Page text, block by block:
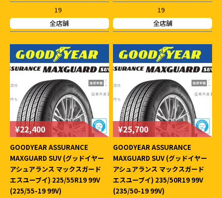
19
全店舗
19
全店舗
¥22,400
GOODYEAR ASSURANCE
MAXGUARD SUV (グッドイヤー
アシュアランス マックスガード
エスユーブイ) 225/55R19 99V
(225/55-19 99V)
¥25,700
GOODYEAR ASSURANCE
MAXGUARD SUV (グッドイヤー
アシュアランス マックスガード
エスユーブイ) 235/50R19 99V
(235/50-19 99V)